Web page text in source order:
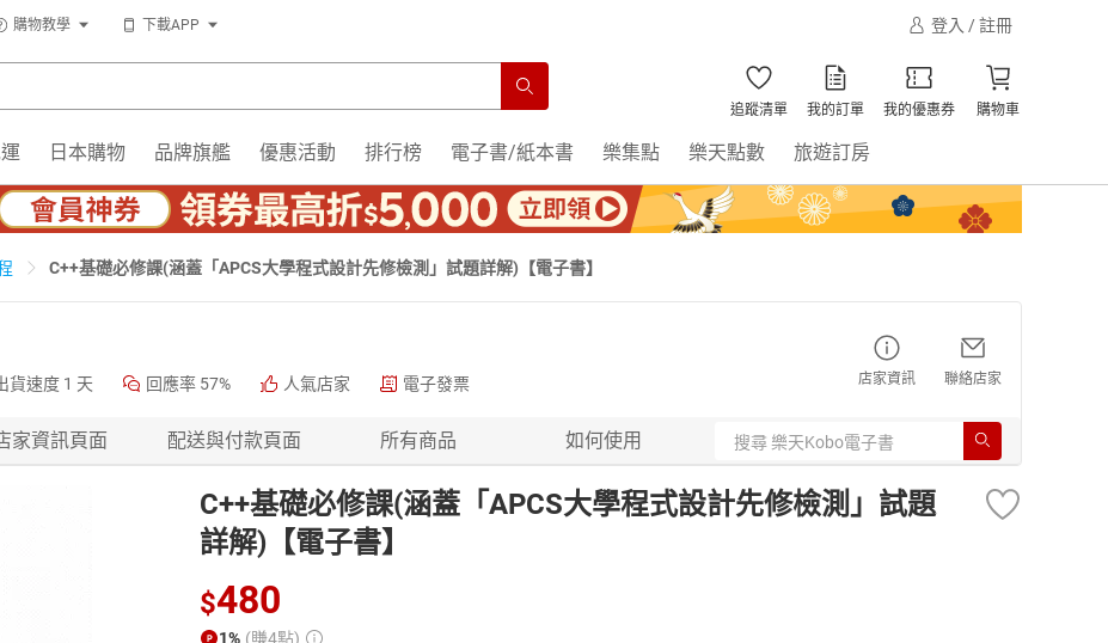
購物教學 下載APP 登入 / 註冊
追蹤清單 我的訂單 我的優惠券 購物車
日本購物 品牌旗艦 優惠活動 排行榜 電子書/紙本書 樂集點 樂天點數 旅遊訂房
C++基礎必修課(涵蓋「APCS大學程式設計先修檢測」試題詳解)【電子書】
貨速度 1 天 回應率 57% 人氣店家 電子發票 店家資訊 聯絡店家
家資訊頁面 配送與付款頁面 所有商品 如何使用
C++基礎必修課(涵蓋「APCS大學程式設計先修檢測」試題
詳解)【電子書】
$480
1% (賺4點)